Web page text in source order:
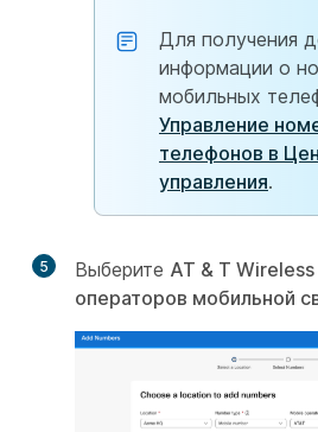
Для получения
информации о
мобильных
Управление
телефонов в
управления.
5 Выберите AT & T Wireless
операторов мобильной